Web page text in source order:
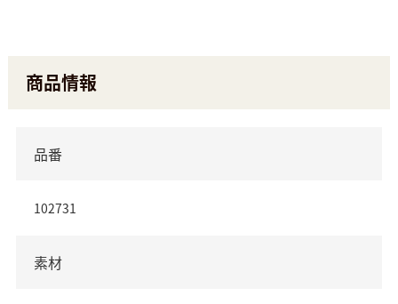
商品情報
品番
102731
素材